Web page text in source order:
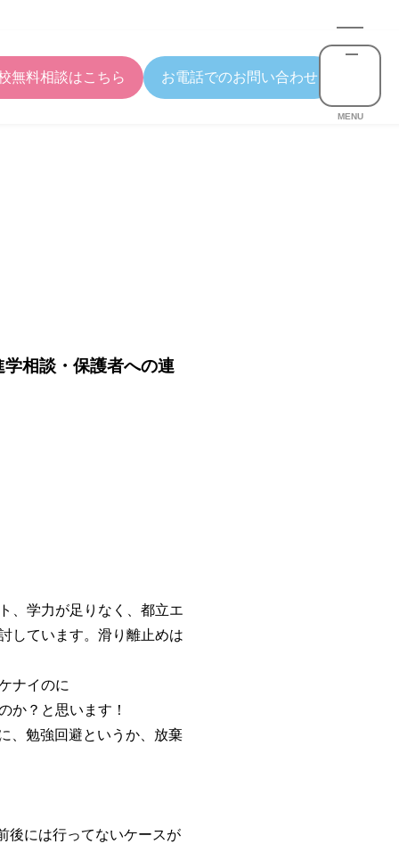
無料相談はこちら お電話でのお問い合わせ
MENU
相談・保護者への連
、学力が足りなく、都立エ
しています。滑り離止めは
ナイのに
か？と思います！
、勉強回避というか、放棄
後には行ってないケースが